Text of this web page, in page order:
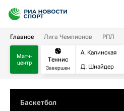
Главное Лига Чемпионов РПЛ
Матч-
центр
Теннис
Завершен
А. Калинская
Д. Шнайдер
Баскетбол